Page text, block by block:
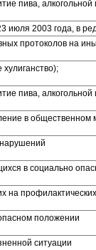
пива,
июля 2003 года, в
протоколов на
пива,
в общественном
в социально
профилактических
положении
ситуации